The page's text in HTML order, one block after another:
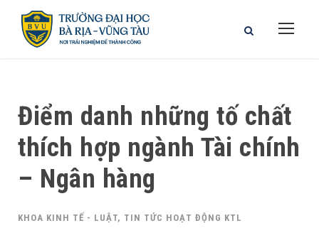
Điểm danh những tố chất
thích hợp ngành Tài chính
– Ngân hàng
KHOA KINH TẾ - LUẬT, TIN TỨC HOẠT ĐỘNG KTL